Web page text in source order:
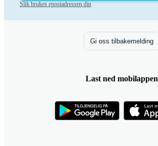
Slik brukes epostadressen din
Gi oss tilbakemelding
Last ned mobilappen